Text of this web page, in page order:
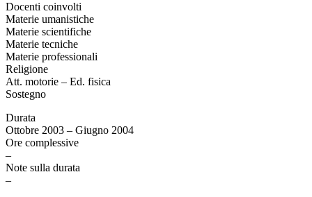
Docenti coinvolti
Materie umanistiche
Materie scientifiche
Materie tecniche
Materie professionali
Religione
Att. motorie – Ed. fisica
Sostegno
Durata
Ottobre 2003 – Giugno 2004
Ore complessive
–
Note sulla durata
–